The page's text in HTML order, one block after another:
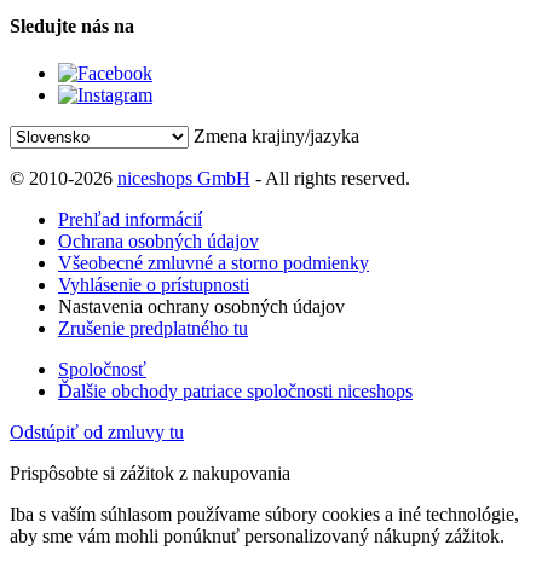
Sledujte nás na
Zmena krajiny/jazyka
© 2010-2026 niceshops GmbH - All rights reserved.
Prehľad informácií
Ochrana osobných údajov
Všeobecné zmluvné a storno podmienky
Vyhlásenie o prístupnosti
Nastavenia ochrany osobných údajov
Zrušenie predplatného tu
Spoločnosť
Ďalšie obchody patriace spoločnosti niceshops
Odstúpiť od zmluvy tu
Prispôsobte si zážitok z nakupovania
Iba s vaším súhlasom používame súbory cookies a iné technológie,
aby sme vám mohli ponúknuť personalizovaný nákupný zážitok.